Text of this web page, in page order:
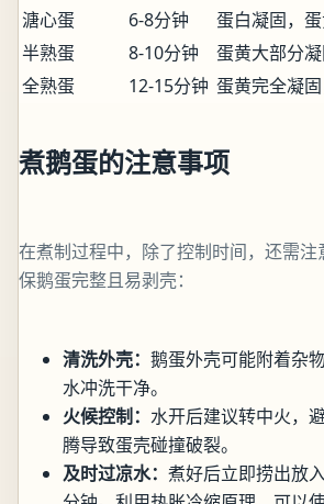
溏心蛋
6-8分钟
蛋白凝固，
半熟蛋
8-10分钟
蛋黄大部分
全熟蛋
12-15分钟 蛋黄完全凝
煮鹅蛋的注意事项
在煮制过程中，除了控制时间，还需注
保鹅蛋完整且易剥壳：
清洗外壳： 鹅蛋外壳可能附着杂
水冲洗干净。
火候控制： 水开后建议转中火，
腾导致蛋壳碰撞破裂。
及时过凉水： 煮好后立即捞出放